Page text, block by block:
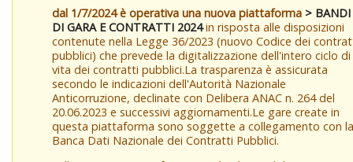
dal 1/7/2024 è operativa una nuova piattaforma > BANDI
DI GARA E CONTRATTI 2024in risposta alle disposizioni
contenute nella Legge 36/2023 (nuovo Codice dei
pubblici) che prevede la digitalizzazione dell'intero ciclo di
vita dei contratti pubblici.La trasparenza è assicurata
secondo le indicazioni dell'Autorità Nazionale
Anticorruzione, declinate con Delibera ANAC n. 264 del
20.06.2023 e successivi aggiornamenti.Le gare create in
questa piattaforma sono soggette a collegamento con la
Banca Dati Nazionale dei Contratti Pubblici.